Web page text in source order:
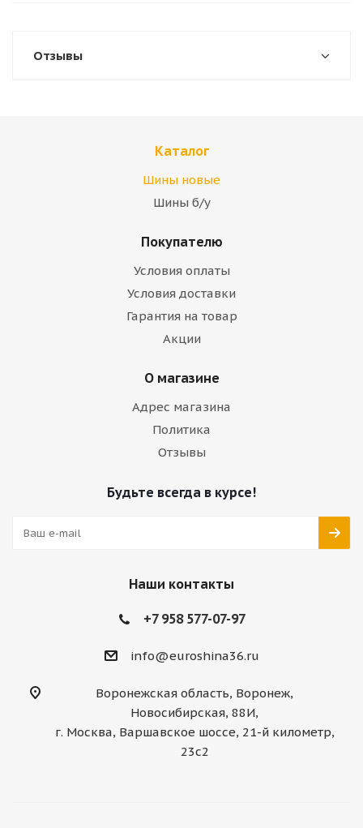
Отзывы
Каталог
Шины новые
Шины б/у
Покупателю
Условия оплаты
Условия доставки
Гарантия на товар
Акции
О магазине
Адрес магазина
Политика
Отзывы
Будьте всегда в курсе!
Наши контакты
+7 958 577-07-97
info@euroshina36.ru
Воронежская область, Воронеж,
Новосибирская, 88И,
г. Москва, Варшавское шоссе, 21-й километр,
23с2